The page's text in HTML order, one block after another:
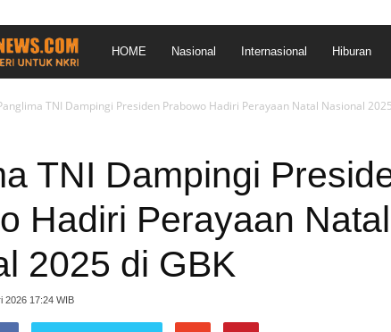
Merajut
Negeri
NKRI
HOME Nasional Internasional Hiburan
TNI Dampingi Presiden Prabowo Hadiri Perayaan Natal Nasional
TNI Dampingi
Hadiri Perayaan Natal
2025 di GBK
2026 17:24 WIB